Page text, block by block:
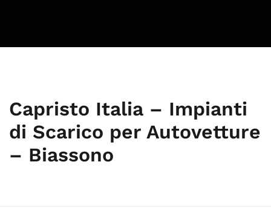
Capristo Italia – Impianti
di Scarico per Autovetture
– Biassono